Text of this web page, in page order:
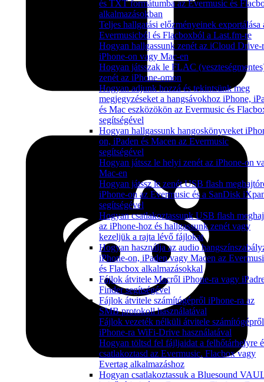
és TXT formátumba az Evermusic és
alkalmazásokban
Teljes hallgatási előzményeinek exportálása
Evermusicból és Flacboxból a Last.fm-re
Hogyan hallgassunk zenét az iCloud Drive-
iPhone-on vagy Mac-en
Hogyan játsszak le FLAC
zenét az iPhone-omon
Hogyan adjunk hozzá és tekintsünk meg
megjegyzéseket a hangsávokhoz iPhone,
és Mac eszközökön az Evermusic és
segítségével
Hogyan hallgassunk hangoskönyveket
on, iPaden és Macen az Evermusic
segítségével
Hogyan játssz le helyi zenét az iPhone-on
Mac-en
Hogyan játssz le zenét USB flash
iPhone-on az Evermusic és a SanDisk
segítségével
Hogyan csatlakoztassunk USB flash
az iPhone-hoz és hallgassunk zenét vagy
kezeljük a rajta lévő fájlokat
Hogyan használja az audio
iPhone-on, iPaden vagy Macen az
és Flacbox alkalmazásokkal
Fájlok átvitele Macről iPhone-ra vagy
Finder segítségével
Fájlok átvitele számítógépről iPhone-ra az
SMB protokoll használatával
Fájlok vezeték nélküli átvitele számítógépről
iPhone-ra WiFi-Drive használatával
Hogyan töltsd fel fájljaidat a felhőtárhelyre
csatlakoztasd az Evermusic, Flacbox vagy
Evertag alkalmazáshoz
Hogyan csatlakoztassuk a Bluesound